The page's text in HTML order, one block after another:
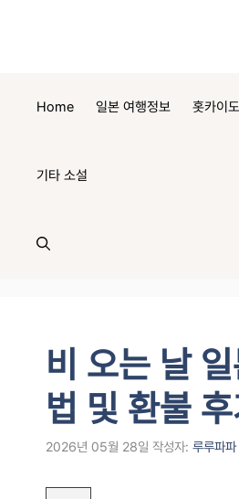
Home 일본 여행정보 홋카이도
기타 소설
비 오는 날
법 및 환불 후
2026년 05월 28일 작성자: 루루파파